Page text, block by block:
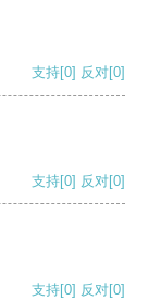
支持[0] 反对[0]
支持[0] 反对[0]
支持[0] 反对[0]